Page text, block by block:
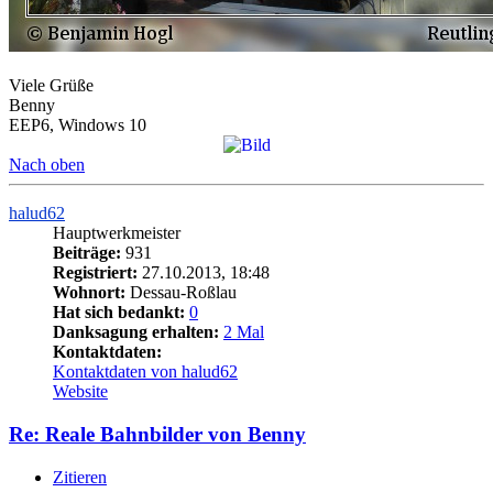
Viele Grüße
Benny
EEP6, Windows 10
Nach oben
halud62
Hauptwerkmeister
Beiträge: 931
Registriert: 27.10.2013, 18:48
Wohnort: Dessau-Roßlau
Hat sich bedankt: 0
Danksagung erhalten: 2 Mal
Kontaktdaten:
Kontaktdaten von halud62
Website
Re: Reale Bahnbilder von Benny
Zitieren